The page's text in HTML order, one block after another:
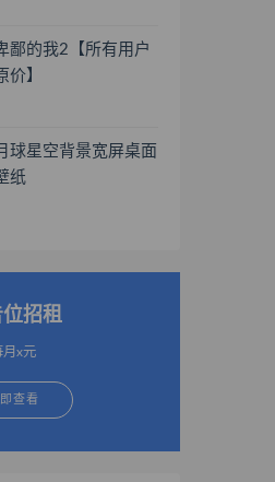
鄙的我2【所有用户
价】
球星空背景宽屏桌面
纸
招租
月x元
查看